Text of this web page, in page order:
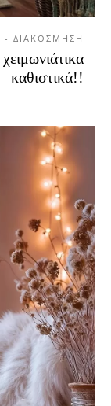
- ΔΙΑΚΟΣΜΗΣΗ
καθιστικά!!